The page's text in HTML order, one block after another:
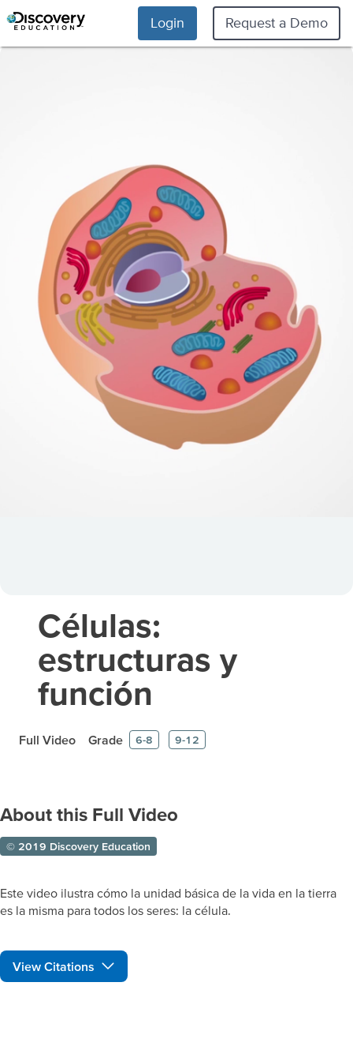
Login Request a Demo
Células:
estructuras y
función
Full Video Grade 6-8 9-12
About this Full Video
© 2019 Discovery Education
Este video ilustra cómo la unidad básica de la vida en la tierra
es la misma para todos los seres: la célula.
View Citations